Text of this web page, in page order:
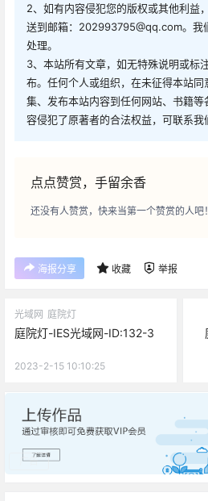
2、如有内容侵犯您的版权或其他利益
送到邮箱：202993795@qq.com。我
处理。
3、本站所有文章，如无特殊说明或标
布。任何个人或组织，在未征得本站
集、发布本站内容到任何网站、书籍
容侵犯了原著者的合法权益，可联系我
点点赞赏，手留余香
还没有人赞赏，快来当第一个赞赏的人吧！
海报分享 收藏 举报
光域网 庭院灯
庭院灯-IES光域网-ID:132-3
2023-2-15 10:10:25
广告